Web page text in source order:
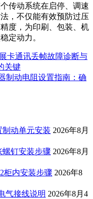
传动系统在启停、调速
，不仅能有效预防过压
度，为印刷、包装、机
定动力。
卡通讯丢帧故障诊断与
关键
制动电阻设置指南：确
制动单元安装 2026年8月
螺钉安装步骤 2026年8月
柜内安装步骤 2026年8
气接线说明 2026年8月4